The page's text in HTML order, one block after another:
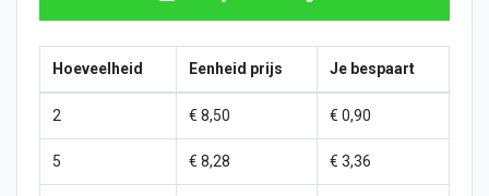
Hoeveelheid Eenheid prijs Je bespaart
2 € 8,50 € 0,90
5 € 8,28 € 3,36